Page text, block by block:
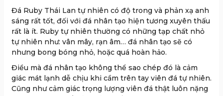
Đá Ruby Thái Lan tự nhiên có độ trong và phản xạ anh
sáng rất tốt, đối với đá nhân tạo hiện tương xuyên thấu
rất là ít. Ruby tự nhiên thường có những tạp chất nhỏ
tự nhiên như: vân mây, rạn âm… đá nhân tạo sẽ có
nhưng bong bóng nhỏ, hoặc quá hoàn hảo.
Điều mà đá nhân tạo không thể sao chép đó là cảm
giác mát lạnh dễ chịu khi cầm trên tay viên đá tự nhiên.
Cũng như cảm giác trọng lượng viên đá thật luôn nặng